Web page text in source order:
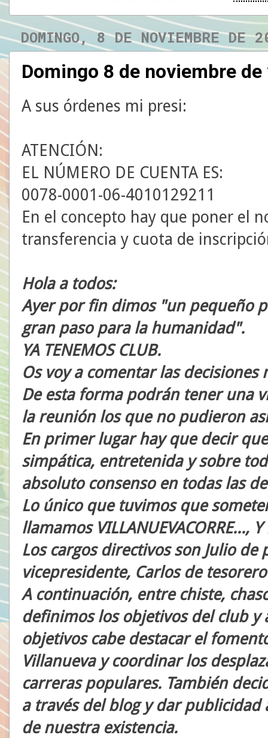
DOMINGO, 8 DE NOVIEMBRE DE
Domingo 8 de noviembre de
A sus órdenes mi presi:
ATENCIÓN:
EL NÚMERO DE CUENTA ES:
0078-0001-06-4010129211
En el concepto hay que poner el
transferencia y cuota de
Hola a todos:
Ayer por fin dimos "un pequeño
gran paso para la humanidad".
YA TENEMOS CLUB.
Os voy a comentar las
De esta forma podrán tener una
la reunión los que no pudieron
En primer lugar hay que decir
simpática, entretenida y sobre
absoluto consenso en todas las
Lo único que tuvimos que
llamamos VILLANUEVACORRE...,
Los cargos directivos son Julio de
vicepresidente, Carlos de
A continuación, entre chiste,
definimos los objetivos del club y
objetivos cabe destacar el
Villanueva y coordinar los
carreras populares. También
a través del blog y dar publicidad
de nuestra existencia.